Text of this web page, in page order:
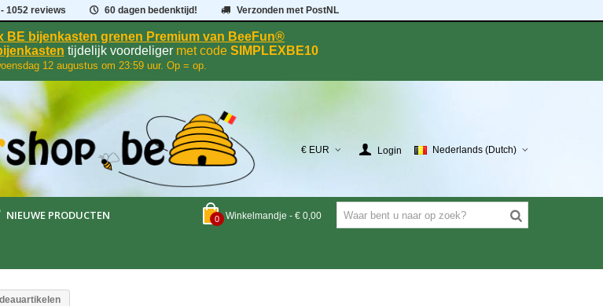
- 1052 reviews 60 dagen bedenktijd! Verzonden met PostNL
BE bijenkasten grenen Premium van BeeFun®
tijdelijk voordeligermet codeSIMPLEXBE10
12 augustus om 23:59 uur. Op = op.
€ EUR Login Nederlands (Dutch)
0 Winkelmandje - € 0,00
NIEUWE PRODUCTEN